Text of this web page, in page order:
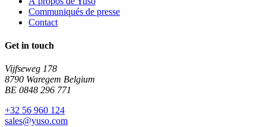
Communiqués de presse
Contact
Get in touch
Vijfseweg 178
8790 Waregem Belgium
BE 0848 296 771
+32 56 960 124
sales@yuso.com